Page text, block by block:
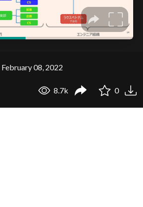
February 08, 2022
8.7k 0